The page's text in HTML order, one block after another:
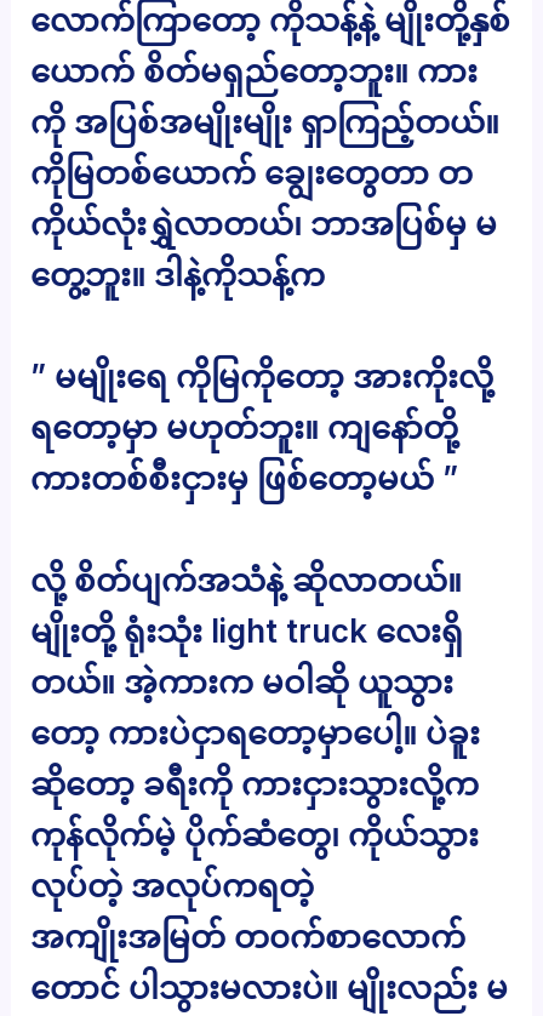
လောက်ကြာတော့ ကိုသန့်နဲ့ မျိုးတို့နှစ်
ယောက် စိတ်မရှည်တော့ဘူး။ ကား
ကို အပြစ်အမျိုးမျိုး ရှာကြည့်တယ်။
ကိုမြတစ်ယောက် ချွေးတွေတာ တ
ကိုယ်လုံးရွှဲလာတယ်၊ ဘာအပြစ်မှ မ
တွေ့ဘူး။ ဒါနဲ့ကိုသန့်က
” မမျိုးရေ ကိုမြကိုတော့ အားကိုးလို့
ရတော့မှာ မဟုတ်ဘူး။ ကျနော်တို့
ကားတစ်စီးငှားမှ ဖြစ်တော့မယ် ”
လို့ စိတ်ပျက်အသံနဲ့ ဆိုလာတယ်။
မျိုးတို့ ရုံးသုံး light truck လေးရှိ
တယ်။ အဲ့ကားက မဝါဆို ယူသွား
တော့ ကားပဲငှာရတော့မှာပေါ့။ ပဲခူး
ဆိုတော့ ခရီးကို ကားငှားသွားလို့က
ကုန်လိုက်မဲ့ ပိုက်ဆံတွေ၊ ကိုယ်သွား
လုပ်တဲ့ အလုပ်ကရတဲ့
အကျိုးအမြတ် တ၀က်စာလောက်
တောင် ပါသွားမလားပဲ။ မျိုးလည်း မ